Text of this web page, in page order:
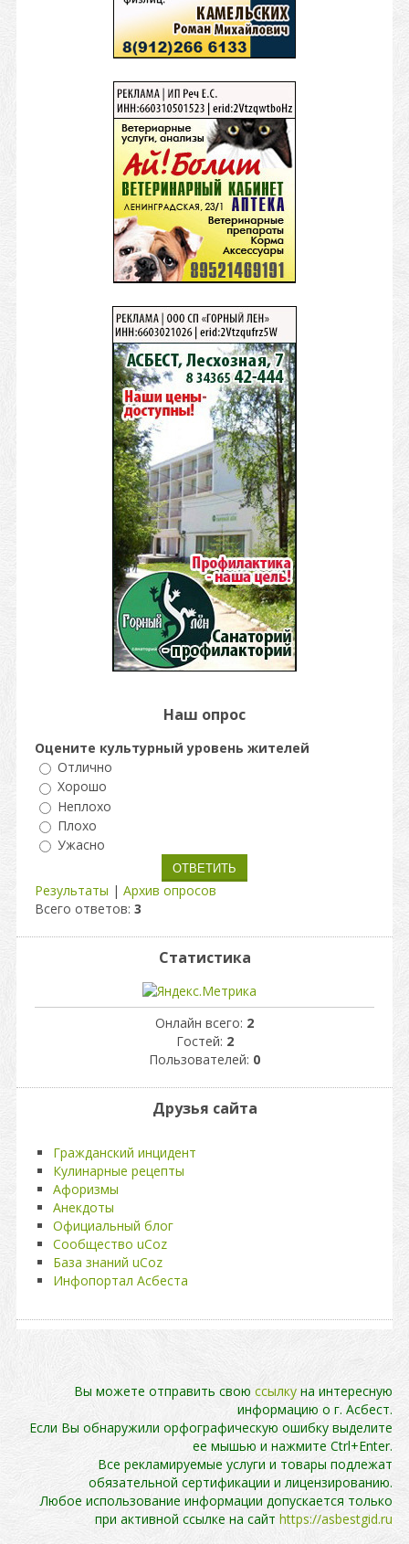
Наш опрос
Оцените культурный уровень жителей
Отлично
Хорошо
Неплохо
Плохо
Ужасно
Результаты | Архив опросов
Всего ответов: 3
Статистика
Онлайн всего: 2
Гостей: 2
Пользователей: 0
Друзья сайта
Гражданский инцидент
Кулинарные рецепты
Афоризмы
Анекдоты
Официальный блог
Сообщество uCoz
База знаний uCoz
Инфопортал Асбеста
Вы можете отправить свою ссылку на интересную
информацию о г. Асбест.
Если Вы обнаружили орфографическую ошибку выделите
ее мышью и нажмите Ctrl+Enter.
Все рекламируемые услуги и товары подлежат
обязательной сертификации и лицензированию.
Любое использование информации допускается только
при активной ссылке на сайт https://asbestgid.ru